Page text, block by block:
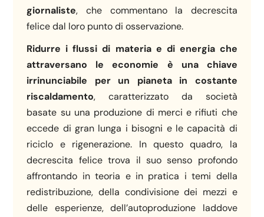
giornaliste, che commentano la decrescita
felice dal loro punto di osservazione.
Ridurre i flussi di materia e di energia che
attraversano le economie è una chiave
irrinunciabile per un pianeta in costante
riscaldamento, caratterizzato da società
basate su una produzione di merci e rifiuti che
eccede di gran lunga i bisogni e le capacità di
riciclo e rigenerazione. In questo quadro, la
decrescita felice trova il suo senso profondo
affrontando in teoria e in pratica i temi della
redistribuzione, della condivisione dei mezzi e
delle esperienze, dell’autoproduzione laddove